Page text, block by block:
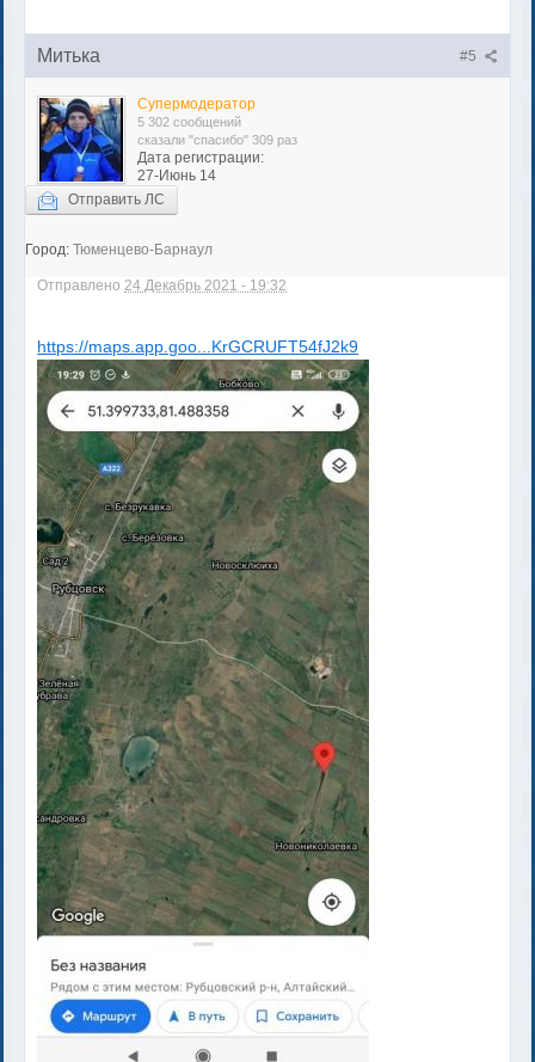
#5
Митька
Супермодератор
5 302 сообщений
сказали "спасибо" 309 раз
Дата регистрации:
27-Июнь 14
Отправить ЛС
Город: Тюменцево-Барнаул
Отправлено24 Декабрь 2021 - 19:32
https://maps.app.goo...KrGCRUFT54fJ2k9